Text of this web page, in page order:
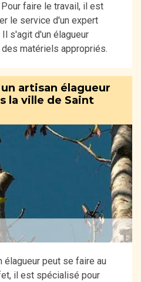
faire le travail, il est
le service d'un expert
s'agit d'un élagueur
matériels appropriés.
artisan élagueur
la ville de Saint
élagueur peut se faire au
il est spécialisé pour